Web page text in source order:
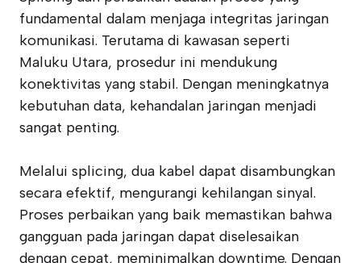
fundamental dalam menjaga integritas jaringan
komunikasi. Terutama di kawasan seperti
Maluku Utara, prosedur ini mendukung
konektivitas yang stabil. Dengan meningkatnya
kebutuhan data, kehandalan jaringan menjadi
sangat penting.
Melalui splicing, dua kabel dapat disambungkan
secara efektif, mengurangi kehilangan sinyal.
Proses perbaikan yang baik memastikan bahwa
gangguan pada jaringan dapat diselesaikan
dengan cepat, meminimalkan downtime. Dengan